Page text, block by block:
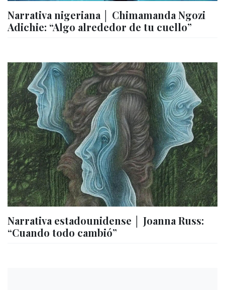
Narrativa nigeriana │ Chimamanda Ngozi
Adichie: “Algo alrededor de tu cuello”
Narrativa estadounidense │ Joanna Russ:
“Cuando todo cambió”